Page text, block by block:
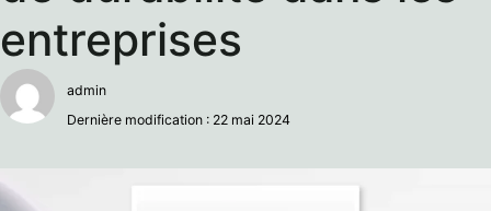
entreprises
admin
Dernière modification : 22 mai 2024